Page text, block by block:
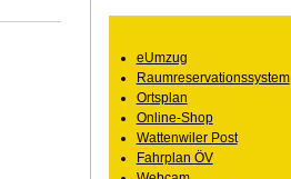
eUmzug
Raumreservationssystem
Ortsplan
Online-Shop
Wattenwiler Post
Fahrplan ÖV